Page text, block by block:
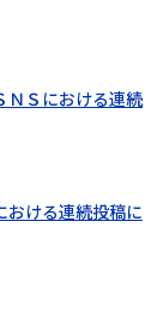
ＮＳにおける連続
おける連続投稿に